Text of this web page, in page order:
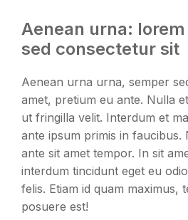
Aenean urna:
sed consectetur sit
Aenean urna urna, semper
amet, pretium eu ante. Nulla
ut fringilla velit. Interdum et
ante ipsum primis in faucibus.
ante sit amet tempor. In sit
interdum tincidunt eget eu
felis. Etiam id quam maximus,
posuere est!